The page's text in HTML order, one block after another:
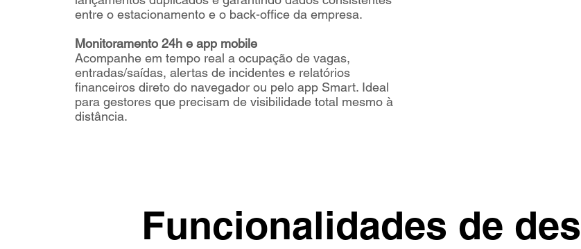
entre o estacionamento e o back-office da empresa.
Monitoramento 24h e app mobile
Acompanhe em tempo real a ocupação de vagas,
entradas/saídas, alertas de incidentes e relatórios
financeiros direto do navegador ou pelo app Smart. Ideal
para gestores que precisam de visibilidade total mesmo à
distância.
Funcionalidades de